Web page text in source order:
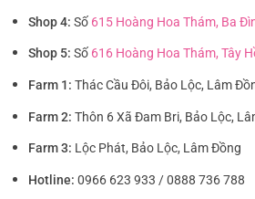
Shop 4: Số 615 Hoàng Hoa Thám, Ba
Shop 5: Số 616 Hoàng Hoa Thám, Tây
Farm 1: Thác Cầu Đôi, Bảo Lộc, Lâm
Farm 2: Thôn 6 Xã Đam Bri, Bảo Lộc,
Farm 3: Lộc Phát, Bảo Lộc, Lâm Đồng
Hotline: 0966 623 933 / 0888 736 788